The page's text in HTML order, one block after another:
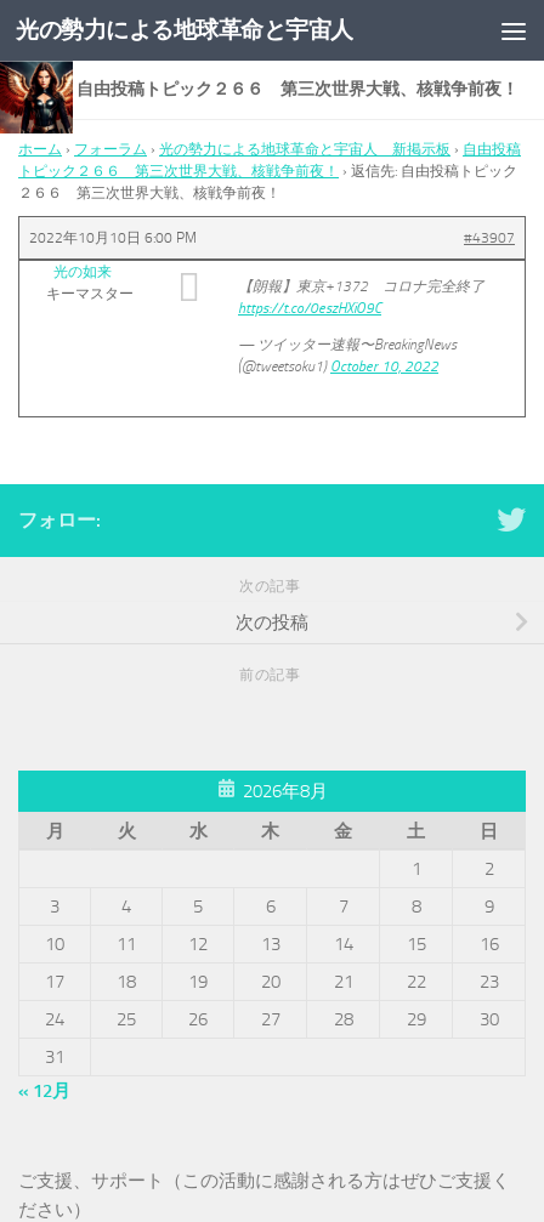
コンテンツへスキップ
光の勢力による地球革命と宇宙人
返信先: 自由投稿トピック２６６ 第三次世界大戦、核戦争前夜！
ホーム › フォーラム › 光の勢力による地球革命と宇宙人 新掲示板 › 自由投稿
トピック２６６ 第三次世界大戦、核戦争前夜！
› 返信先: 自由投稿トピック
２６６ 第三次世界大戦、核戦争前夜！
2022年10月10日 6:00 PM
#43907
光の如来
キーマスター
【朗報】東京+1372 コロナ完全終了
https://t.co/0eszHXiO9C
— ツイッター速報〜BreakingNews
(@tweetsoku1) October 10, 2022
フォロー:
次の記事
次の投稿
前の記事
2026年8月
月
火 水 木 金 土
日
1
2
3
4 5 6 7 8
9
10
11 12 13 14 15
16
17
18 19 20 21 22
23
24
25 26 27 28 29
30
31
« 12月
ご支援、サポート（この活動に感謝される方はぜひご支援く
ださい）